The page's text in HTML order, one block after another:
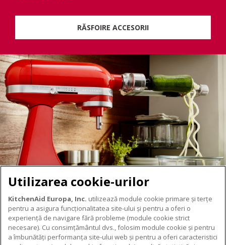
RĂSFOIRE ACCESORII
DESPRE KITCHENAID
Utilizarea cookie-urilor
KitchenAid Europa, Inc. utilizează module cookie primare și terțe
pentru a asigura funcționalitatea site-ului și pentru a oferi o
experiență de navigare fără probleme (module cookie strict
necesare). Cu consimțământul dvs., folosim module cookie și pentru
a îmbunătăți performanța site-ului web și pentru a oferi caracteristici